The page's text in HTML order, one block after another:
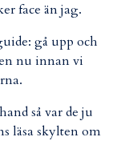
face än jag.
gå upp och
nu innan vi
så var de ju
läsa skylten om